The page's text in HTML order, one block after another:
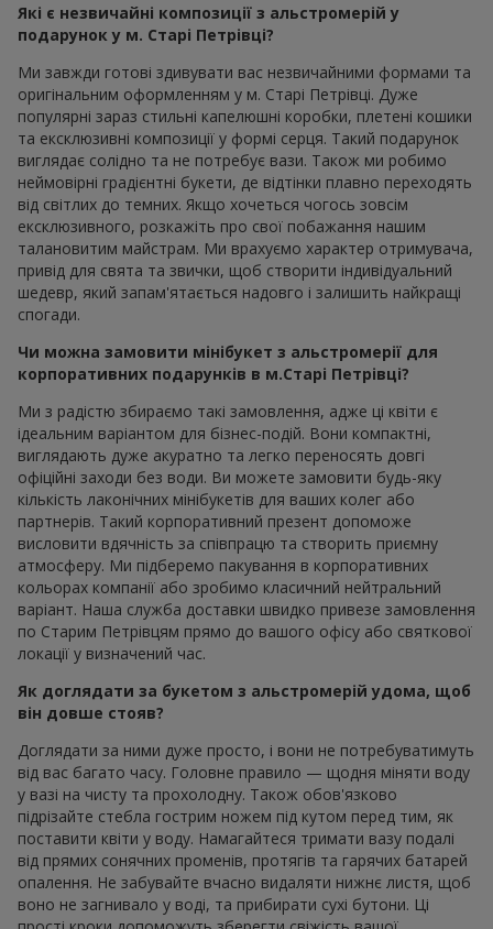
Які є незвичайні композиції з альстромерій у
подарунок у м. Старі Петрівці?
Ми завжди готові здивувати вас незвичайними формами та
оригінальним оформленням у м. Старі Петрівці. Дуже
популярні зараз стильні капелюшні коробки, плетені кошики
та ексклюзивні композиції у формі серця. Такий подарунок
виглядає солідно та не потребує вази. Також ми робимо
неймовірні градієнтні букети, де відтінки плавно переходять
від світлих до темних. Якщо хочеться чогось зовсім
ексклюзивного, розкажіть про свої побажання нашим
талановитим майстрам. Ми врахуємо характер отримувача,
привід для свята та звички, щоб створити індивідуальний
шедевр, який запам'ятається надовго і залишить найкращі
спогади.
Чи можна замовити мінібукет з альстромерії для
корпоративних подарунків в м.Старі Петрівці?
Ми з радістю збираємо такі замовлення, адже ці квіти є
ідеальним варіантом для бізнес-подій. Вони компактні,
виглядають дуже акуратно та легко переносять довгі
офіційні заходи без води. Ви можете замовити будь-яку
кількість лаконічних мінібукетів для ваших колег або
партнерів. Такий корпоративний презент допоможе
висловити вдячність за співпрацю та створить приємну
атмосферу. Ми підберемо пакування в корпоративних
кольорах компанії або зробимо класичний нейтральний
варіант. Наша служба доставки швидко привезе замовлення
по Старим Петрівцям прямо до вашого офісу або святкової
локації у визначений час.
Як доглядати за букетом з альстромерій удома, щоб
він довше стояв?
Доглядати за ними дуже просто, і вони не потребуватимуть
від вас багато часу. Головне правило — щодня міняти воду
у вазі на чисту та прохолодну. Також обов'язково
підрізайте стебла гострим ножем під кутом перед тим, як
поставити квіти у воду. Намагайтеся тримати вазу подалі
від прямих сонячних променів, протягів та гарячих батарей
опалення. Не забувайте вчасно видаляти нижнє листя, щоб
воно не загнивало у воді, та прибирати сухі бутони. Ці